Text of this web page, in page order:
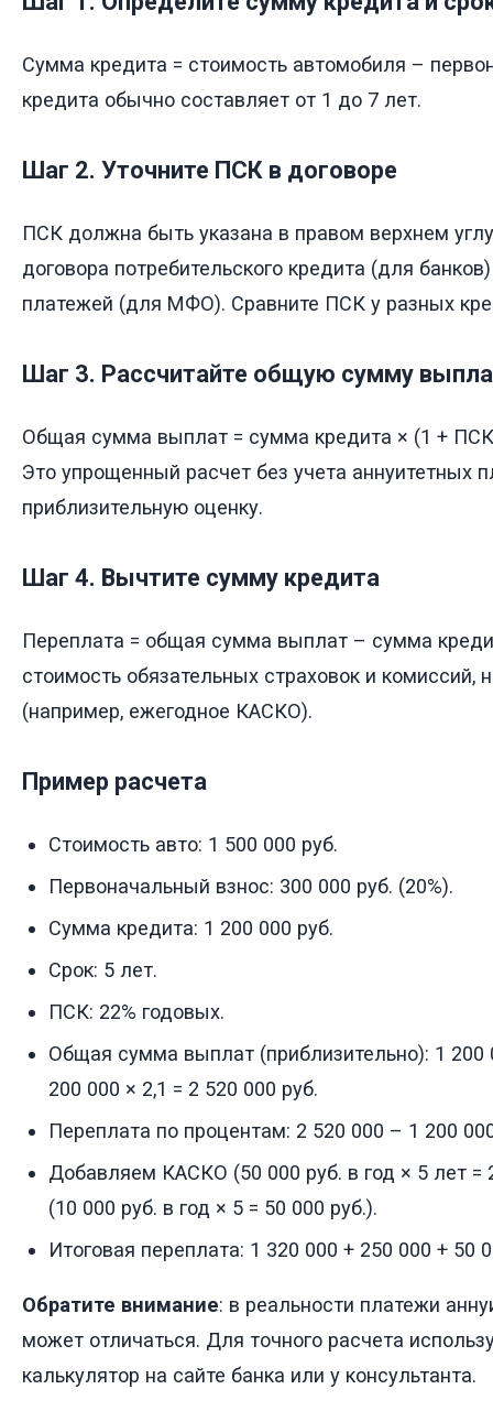
Сумма кредита = стоимость автомобиля –
кредита обычно составляет от 1 до 7 лет.
Шаг 2. Уточните ПСК в договоре
ПСК должна быть указана в правом верхнем
договора потребительского кредита (для
платежей (для МФО). Сравните ПСК у разных
Шаг 3. Рассчитайте общую сумму
Общая сумма выплат = сумма кредита × (1 + ПСК
Это упрощенный расчет без учета аннуитетных
приблизительную оценку.
Шаг 4. Вычтите сумму кредита
Переплата = общая сумма выплат – сумма
стоимость обязательных страховок и
(например, ежегодное КАСКО).
Пример расчета
Стоимость авто: 1 500 000 руб.
Первоначальный взнос: 300 000 руб. (20%).
Сумма кредита: 1 200 000 руб.
Срок: 5 лет.
ПСК: 22% годовых.
Общая сумма выплат (приблизительно): 1 200
200 000 × 2,1 = 2 520 000 руб.
Переплата по процентам: 2 520 000 – 1 200
Добавляем КАСКО (50 000 руб. в год × 5 лет =
(10 000 руб. в год × 5 = 50 000 руб.).
Итоговая переплата: 1 320 000 + 250 000 + 50
Обратите внимание: в реальности платежи
может отличаться. Для точного расчета
калькулятор на сайте банка или у консультанта.